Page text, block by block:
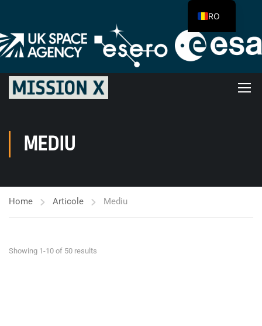
MEDIU
Home Articole Mediu
Showing 1-10 of 50 results
RO